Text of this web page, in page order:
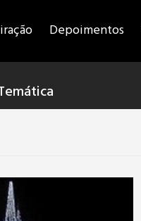
Depoimentos